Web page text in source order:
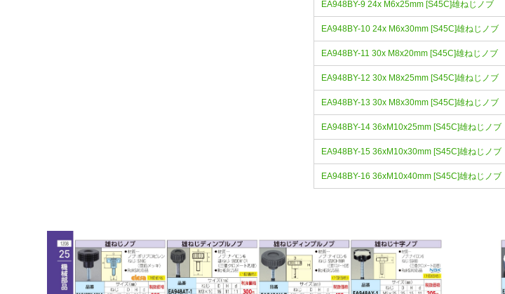
EA948BY-9 24x M6x25mm [S45C]雄ねじノブ
EA948BY-10 24x M6x30mm [S45C]雄ねじノブ
EA948BY-11 30x M8x20mm [S45C]雄ねじノブ
EA948BY-12 30x M8x25mm [S45C]雄ねじノブ
EA948BY-13 30x M8x30mm [S45C]雄ねじノブ
EA948BY-14 36xM10x25mm [S45C]雄ねじノブ
EA948BY-15 36xM10x30mm [S45C]雄ねじノブ
EA948BY-16 36xM10x40mm [S45C]雄ねじノブ